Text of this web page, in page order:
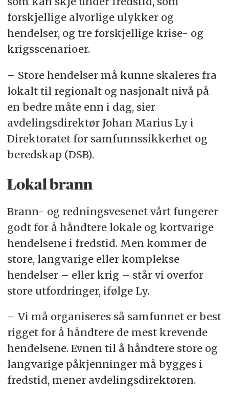
forskjellige alvorlige ulykker og
hendelser, og tre forskjellige krise- og
krigsscenarioer.
– Store hendelser må kunne skaleres fra
lokalt til regionalt og nasjonalt nivå på
en bedre måte enn i dag, sier
avdelingsdirektør Johan Marius Ly i
Direktoratet for samfunnssikkerhet og
beredskap (DSB).
Lokal brann
Brann- og redningsvesenet vårt fungerer
godt for å håndtere lokale og kortvarige
hendelsene i fredstid. Men kommer de
store, langvarige eller komplekse
hendelser – eller krig – står vi overfor
store utfordringer, ifølge Ly.
– Vi må organiseres så samfunnet er best
rigget for å håndtere de mest krevende
hendelsene. Evnen til å håndtere store og
langvarige påkjenninger må bygges i
fredstid, mener avdelingsdirektøren.